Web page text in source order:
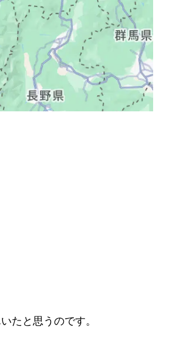
たと思うのです。